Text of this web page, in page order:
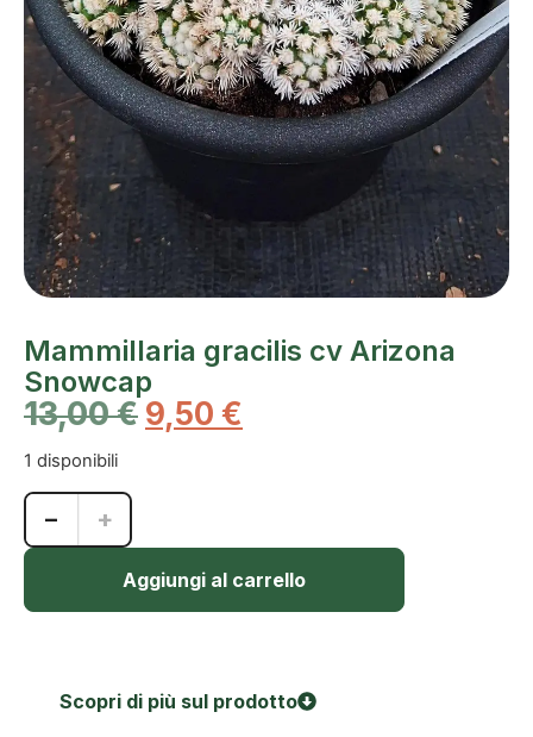
Mammillaria gracilis cv Arizona
Snowcap
13,00€ 9,50 €
1 disponibili
− +
Aggiungi al carrello
Scopri di più sul prodotto